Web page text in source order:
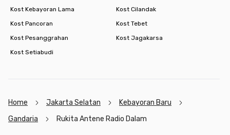
Kost Kebayoran Lama
Kost Cilandak
Kost Pancoran
Kost Tebet
Kost Pesanggrahan
Kost Jagakarsa
Kost Setiabudi
Home Jakarta Selatan
Kebayoran Baru
Gandaria
Rukita Antene Radio Dalam